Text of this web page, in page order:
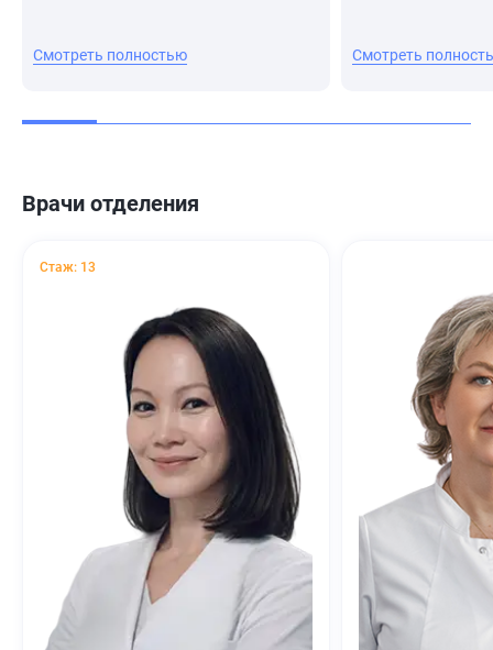
Смотреть полностью Смотреть
Врачи отделения
Стаж: 13